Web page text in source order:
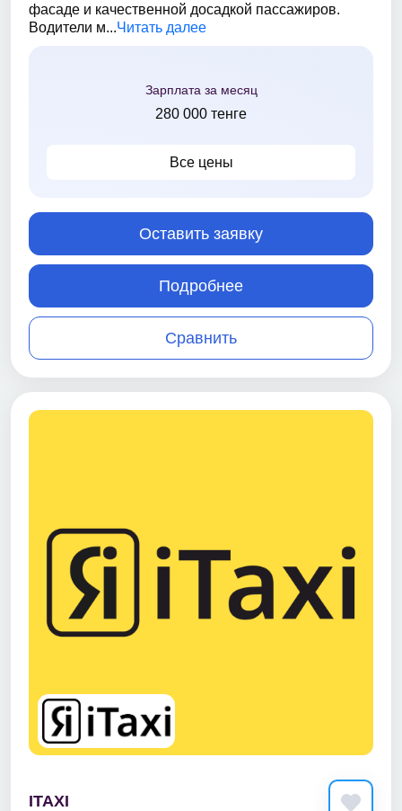
фасаде и качественной досадкой пассажиров.
Водители м...Читать далее
Зарплата за месяц
280 000 тенге
Все цены
Сравнить
Оставить заявку
Подробнее
ITAXI